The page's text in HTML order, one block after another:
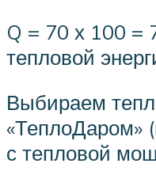
Q = 70 х 100 =
тепловой
Выбираем
«ТеплоДаром»
с тепловой